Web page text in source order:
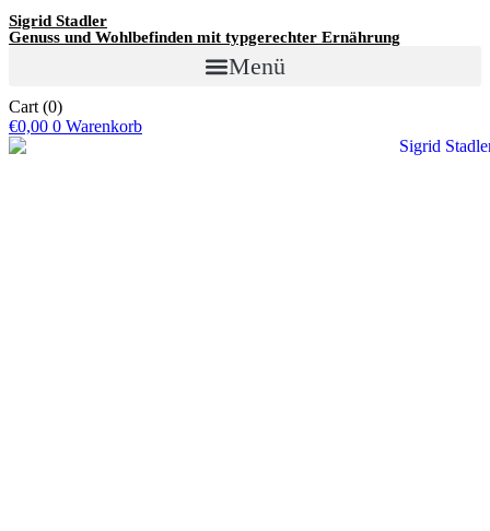
Sigrid Stadler
Genuss und Wohlbefinden mit typgerechter Ernährung
Menü
Cart (0)
€0,00 0 Warenkorb